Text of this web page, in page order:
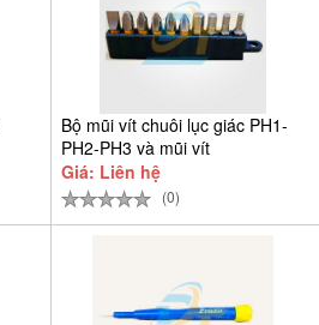
Bộ mũi vít chuôi lục giác PH1-
PH2-PH3 và mũi vít
Giá: Liên hệ
(0)